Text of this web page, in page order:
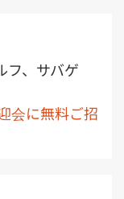
基礎を活用し
学習／自然言
機械学習モデ
知識 ・不動産
スクラム開発
フ、サバゲ
会に無料ご招